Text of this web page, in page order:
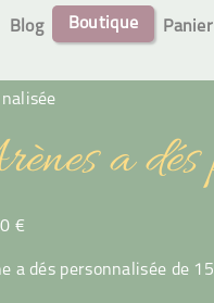
Blog Boutique Panier
a dés
€
a dés personnalisée de